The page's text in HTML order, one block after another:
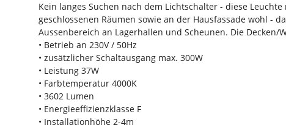
Kein langes Suchen nach dem Lichtschalter - diese
geschlossenen Räumen sowie an der Hausfassade wohl -
Aussenbereich an Lagerhallen und Scheunen. Die
• Betrieb an 230V / 50Hz
• zusätzlicher Schaltausgang max. 300W
• Leistung 37W
• Farbtemperatur 4000K
• 3602 Lumen
• Energieeffizienzklasse F
• Installationhöhe 2-4m